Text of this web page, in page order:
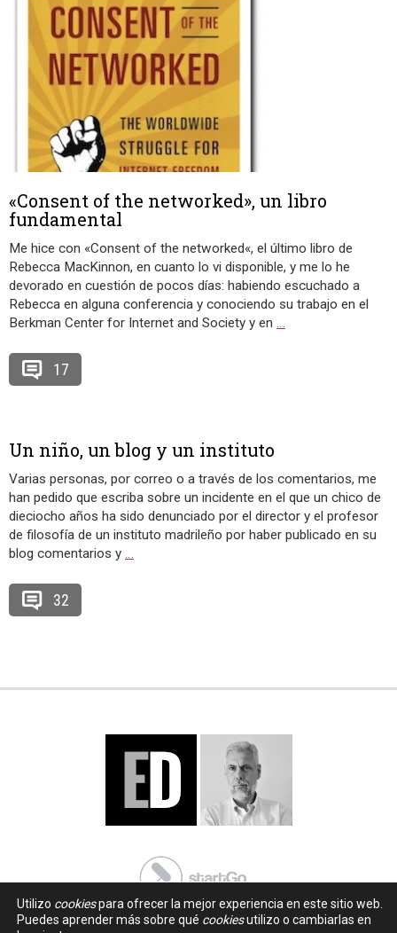
«Consent of the networked», un libro
fundamental
Me hice con «Consent of the networked«, el último libro de
Rebecca MacKinnon, en cuanto lo vi disponible, y me lo he
devorado en cuestión de pocos días: habiendo escuchado a
Rebecca en alguna conferencia y conociendo su trabajo en el
Berkman Center for Internet and Society y en …
17
Un niño, un blog y un instituto
Varias personas, por correo o a través de los comentarios, me
han pedido que escriba sobre un incidente en el que un chico de
dieciocho años ha sido denunciado por el director y el profesor
de filosofía de un instituto madrileño por haber publicado en su
blog comentarios y …
32
Utilizo cookiespara ofrecer la mejor experiencia en este sitio web.
Puedes aprender más sobre qué cookiesutilizo o cambiarlas en